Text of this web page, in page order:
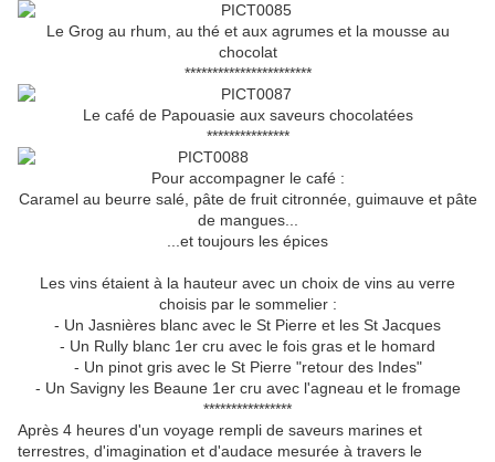
Le Grog au rhum, au thé et aux agrumes et la mousse au
chocolat
***********************
Le café de Papouasie aux saveurs chocolatées
***************
Pour accompagner le café :
Caramel au beurre salé, pâte de fruit citronnée, guimauve et pâte
de mangues...
...et toujours les épices
Les vins étaient à la hauteur avec un choix de vins au verre
choisis par le sommelier :
- Un Jasnières blanc avec le St Pierre et les St Jacques
- Un Rully blanc 1er cru avec le fois gras et le homard
- Un pinot gris avec le St Pierre "retour des Indes"
- Un Savigny les Beaune 1er cru avec l'agneau et le fromage
****************
Après 4 heures d'un voyage rempli de saveurs marines et
terrestres, d'imagination et d'audace mesurée à travers le